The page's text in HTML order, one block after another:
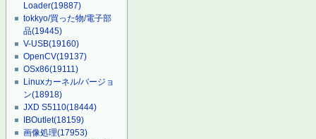
Loader(19887)
tokkyo/買った物/電子部
品(19445)
V-USB(19160)
OpenCV(19137)
OSx86(19111)
Linuxカーネル/バージョ
ン(18918)
JXD S5110(18444)
IBOutlet(18159)
画像処理(17953)